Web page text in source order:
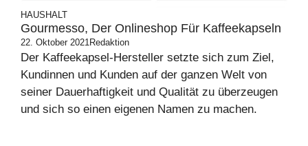
HAUSHALT
Gourmesso, Der Onlineshop Für Kaffeekapseln
22. Oktober 2021Redaktion
Der Kaffeekapsel-Hersteller setzte sich zum Ziel,
Kundinnen und Kunden auf der ganzen Welt von
seiner Dauerhaftigkeit und Qualität zu überzeugen
und sich so einen eigenen Namen zu machen.